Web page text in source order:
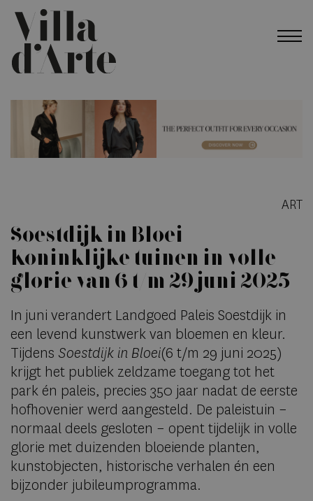
ART
Soestdijk in Bloei –
Koninklijke tuinen in volle
glorie van 6 t/m 29 juni 2025
In juni verandert Landgoed Paleis Soestdijk in
een levend kunstwerk van bloemen en kleur.
Tijdens Soestdijk in Bloei(6 t/m 29 juni 2025)
krijgt het publiek zeldzame toegang tot het
park én paleis, precies 350 jaar nadat de eerste
hofhovenier werd aangesteld. De paleistuin –
normaal deels gesloten – opent tijdelijk in volle
glorie met duizenden bloeiende planten,
kunstobjecten, historische verhalen én een
bijzonder jubileumprogramma.